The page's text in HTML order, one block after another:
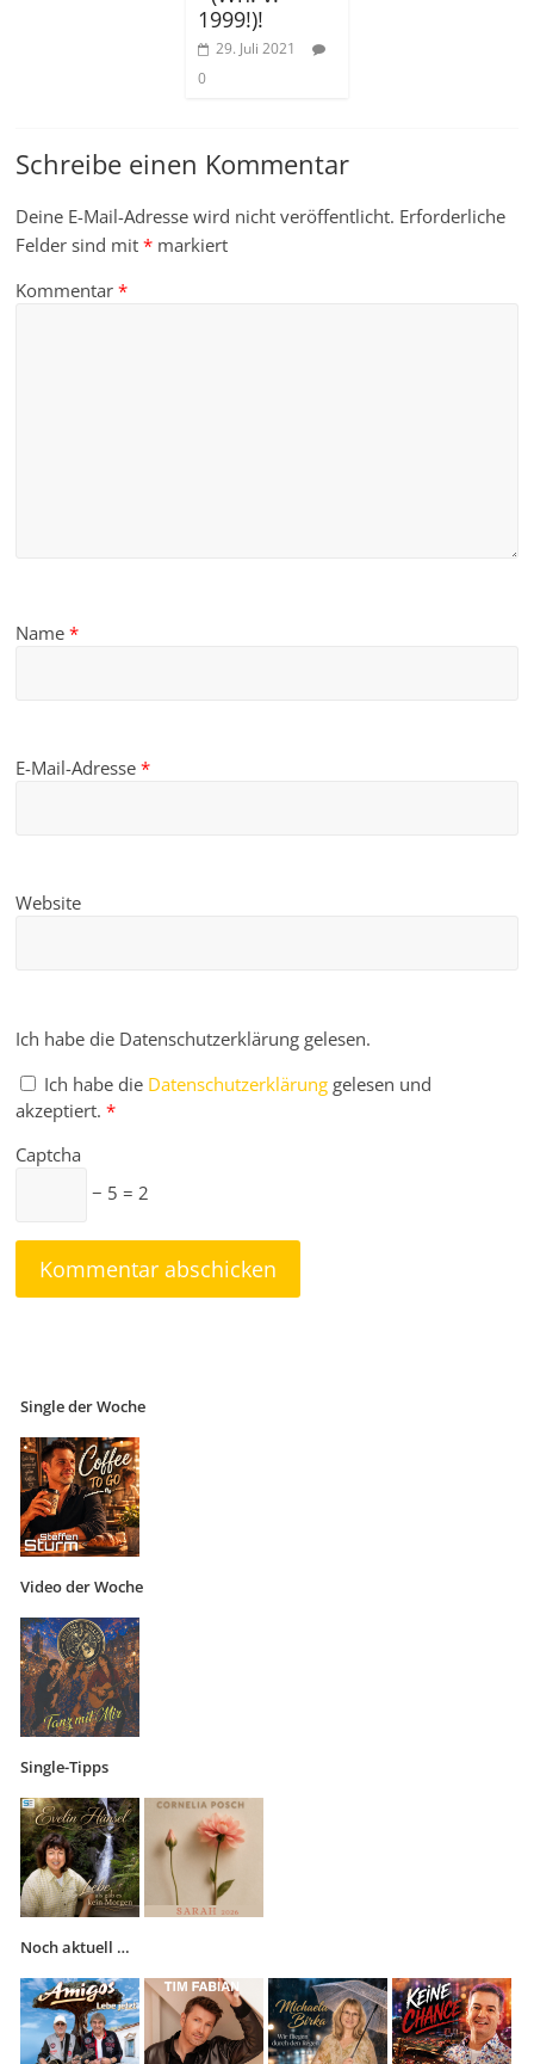
1999!)!
29. Juli 2021
0
Schreibe einen Kommentar
Deine E-Mail-Adresse wird nicht veröffentlicht. Erforderliche
Felder sind mit* markiert
Kommentar*
Name*
E-Mail-Adresse*
Website
Ich habe die Datenschutzerklärung gelesen.
Ich habe die Datenschutzerklärung gelesen und
akzeptiert. *
Captcha
− 5 = 2
Single der Woche
Video der Woche
Single-Tipps
Noch aktuell …